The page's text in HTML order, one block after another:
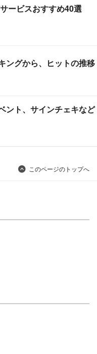
ービスおすすめ40選
ングから、ヒットの推移
ント、サインチェキなど
このページのトップへ